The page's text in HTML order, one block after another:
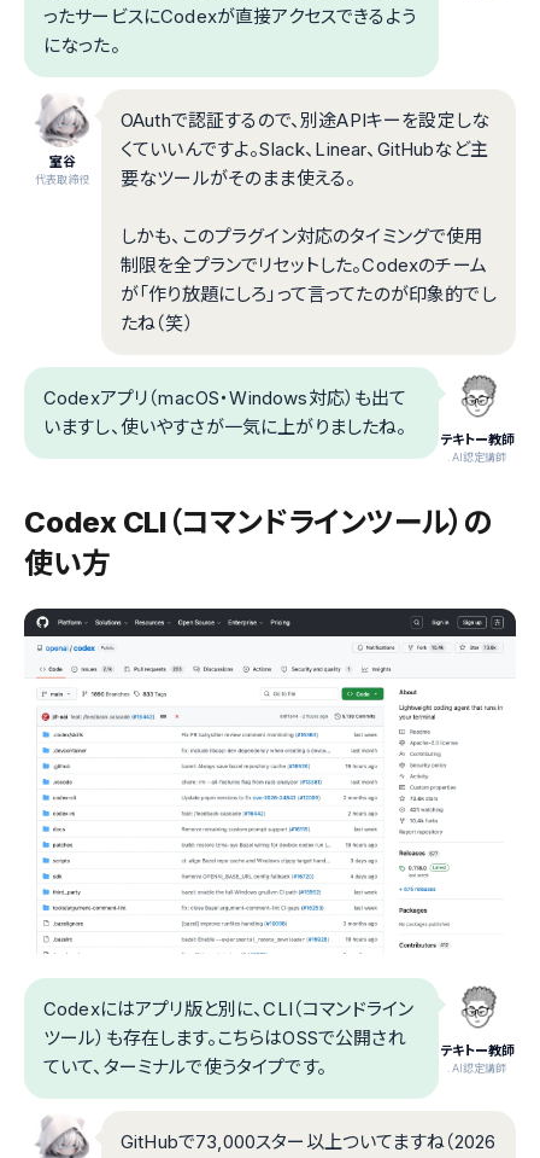
ったサービスにCodexが直接アクセスできるよう
になった。
室谷
代表取締役
OAuthで認証するので、別途APIキーを設定しな
くていいんですよ。Slack、Linear、GitHubなど主
要なツールがそのまま使える。
しかも、このプラグイン対応のタイミングで使用
制限を全プランでリセットした。Codexのチーム
が「作り放題にしろ」って言ってたのが印象的でし
たね（笑）
テキトー教師
.AI認定講師
Codexアプリ（macOS・Windows対応）も出て
いますし、使いやすさが一気に上がりましたね。
Codex CLI（コマンドラインツール）の
使い方
テキトー教師
.AI認定講師
Codexにはアプリ版と別に、CLI（コマンドライン
ツール）も存在します。こちらはOSSで公開され
ていて、ターミナルで使うタイプです。
GitHubで73,000スター以上ついてますね（2026